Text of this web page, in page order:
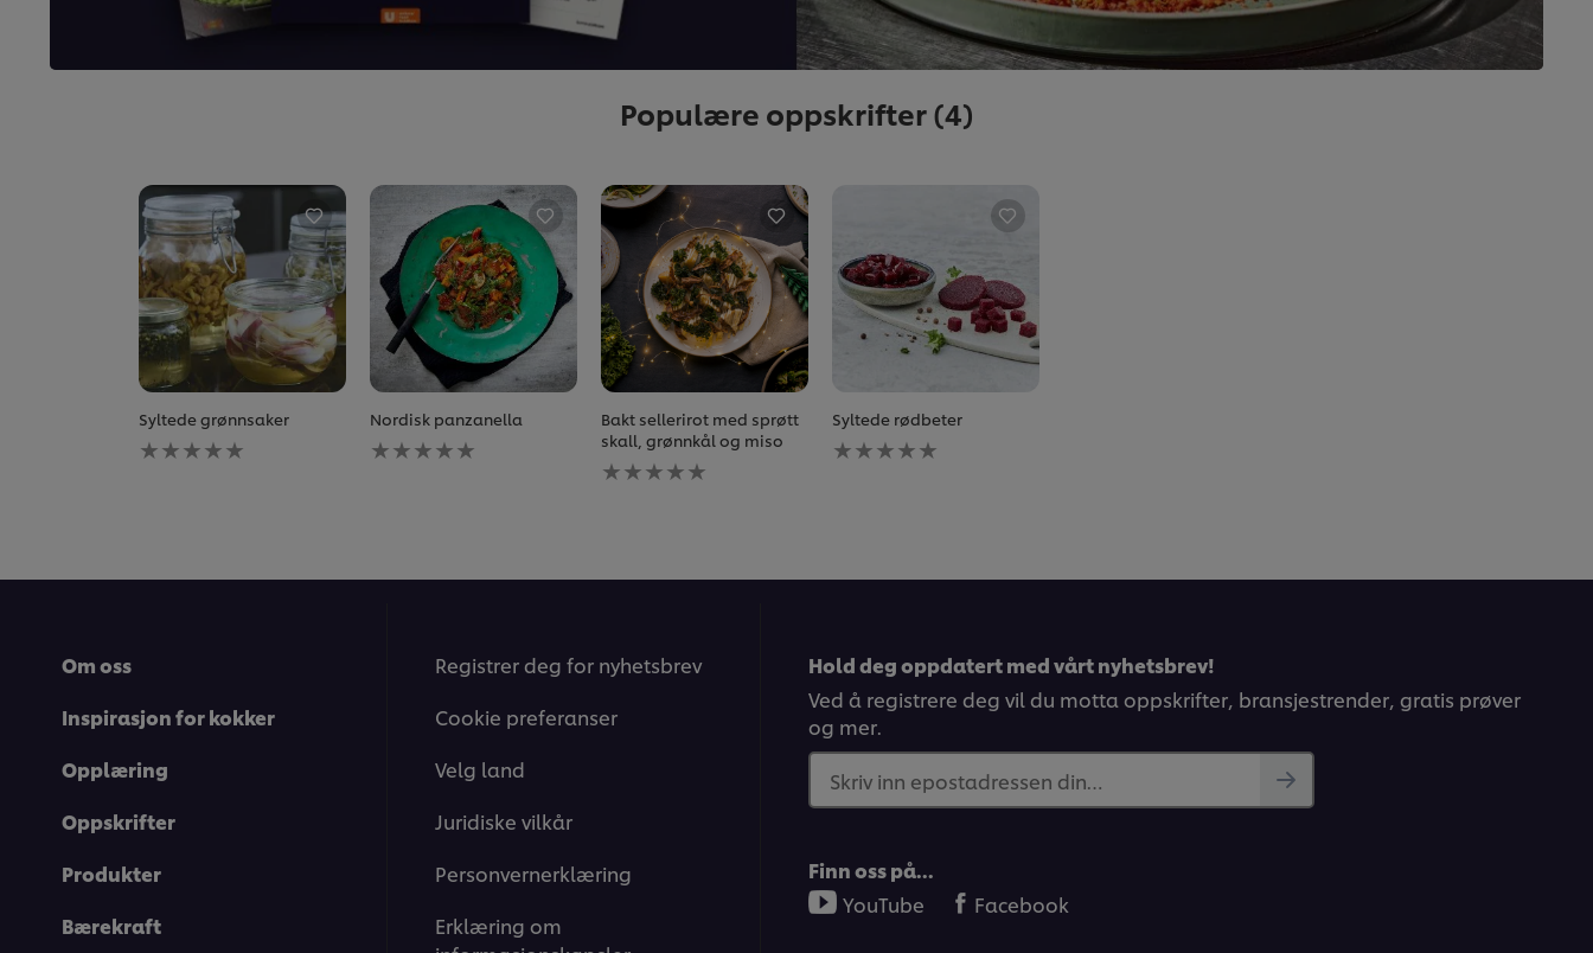
Populære oppskrifter(4)
Syltede grønnsaker
Ingen
vurderinger
Nordisk panzanella
Ingen
vurderinger
Bakt sellerirot med sprøtt
skall, grønnkål og miso
Ingen
vurderinger
Syltede rødbeter
Ingen
vurderinger
Om oss
Inspirasjon for kokker
Opplæring
Oppskrifter
Produkter
Bærekraft
Registrer deg for nyhetsbrev
Cookie preferanser
Velg land
Juridiske vilkår
Personvernerklæring
Erklæring om
Hold deg oppdatert med vårt nyhetsbrev!
Ved å registrere deg vil du motta oppskrifter, bransjestrender, gratis prøver
og mer.
Skriv inn epostadressen din…
Finn oss på…
YouTube
Facebook